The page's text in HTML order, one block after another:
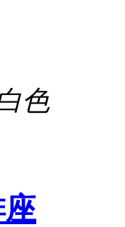
色
座